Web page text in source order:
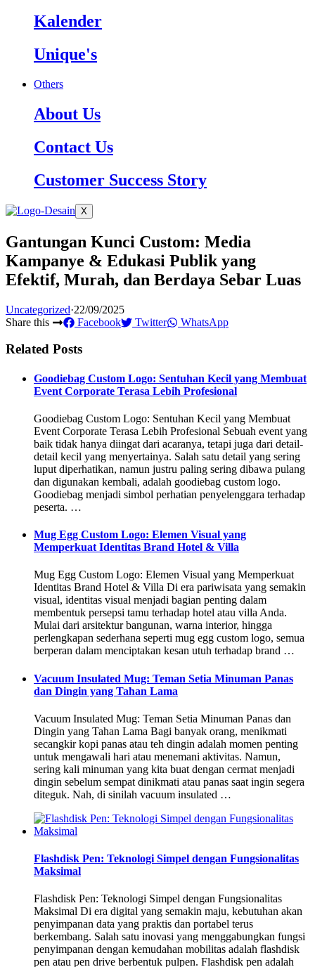
Kalender
Unique's
Others
About Us
Contact Us
Customer Success Story
X
Gantungan Kunci Custom: Media
Kampanye & Edukasi Publik yang
Efektif, Murah, dan Berdaya Sebar Luas
Uncategorized·22/09/2025
Share this
Facebook Twitter WhatsApp
Related Posts
Goodiebag Custom Logo: Sentuhan Kecil yang Membuat
Event Corporate Terasa Lebih Profesional
Goodiebag Custom Logo: Sentuhan Kecil yang Membuat
Event Corporate Terasa Lebih Profesional Sebuah event yang
baik tidak hanya diingat dari acaranya, tetapi juga dari detail-
detail kecil yang menyertainya. Salah satu detail yang sering
luput diperhatikan, namun justru paling sering dibawa pulang
dan digunakan kembali, adalah goodiebag custom logo.
Goodiebag menjadi simbol perhatian penyelenggara terhadap
peserta. …
Mug Egg Custom Logo: Elemen Visual yang
Memperkuat Identitas Brand Hotel & Villa
Mug Egg Custom Logo: Elemen Visual yang Memperkuat
Identitas Brand Hotel & Villa Di era pariwisata yang semakin
visual, identitas visual menjadi bagian penting dalam
membentuk persepsi tamu terhadap hotel atau villa Anda.
Mulai dari arsitektur bangunan, warna interior, hingga
perlengkapan sederhana seperti mug egg custom logo, semua
berperan dalam menciptakan kesan utuh terhadap brand …
Vacuum Insulated Mug: Teman Setia Minuman Panas
dan Dingin yang Tahan Lama
Vacuum Insulated Mug: Teman Setia Minuman Panas dan
Dingin yang Tahan Lama Bagi banyak orang, menikmati
secangkir kopi panas atau teh dingin adalah momen penting
untuk mengawali hari atau menemani aktivitas. Namun,
sering kali minuman yang kita buat dengan cermat menjadi
dingin sebelum sempat dinikmati atau panas saat ingin segera
diteguk. Nah, di sinilah vacuum insulated …
Flashdisk Pen: Teknologi Simpel dengan Fungsionalitas
Maksimal
Flashdisk Pen: Teknologi Simpel dengan Fungsionalitas
Maksimal Di era digital yang semakin maju, kebutuhan akan
penyimpanan data yang praktis dan portabel terus
berkembang. Salah satu inovasi yang menggabungkan fungsi
penyimpanan dengan kemudahan mobilitas adalah flashdisk
pen atau pen drive berbentuk pulpen. Flashdisk pen adalah